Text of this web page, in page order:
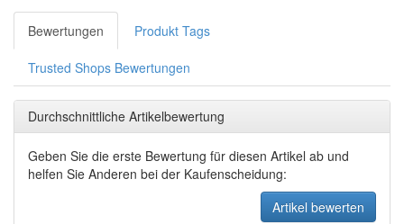
Bewertungen Produkt Tags
Trusted Shops Bewertungen
Durchschnittliche Artikelbewertung
Geben Sie die erste Bewertung für diesen Artikel ab und
helfen Sie Anderen bei der Kaufenscheidung: